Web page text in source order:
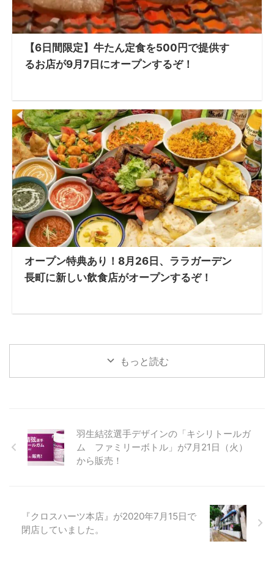
【6日間限定】牛たん定食を500円で提供す
るお店が9月7日にオープンするぞ！
オープン特典あり！8月26日、ララガーデン
長町に新しい飲食店がオープンするぞ！
もっと読む
羽生結弦選手デザインの「キシリトールガ
ム ファミリーボトル」が7月21日（火）
から販売！
『クロスハーツ本店』が2020年7月15日で
閉店していました。